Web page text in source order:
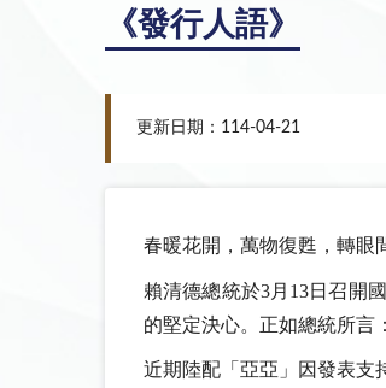
《發行人語》
更新日期：114-04-21
春暖花開，萬物復甦，轉眼
賴清德總統於3月13日召開
的堅定決心。正如總統所言
近期陸配「亞亞」因發表支